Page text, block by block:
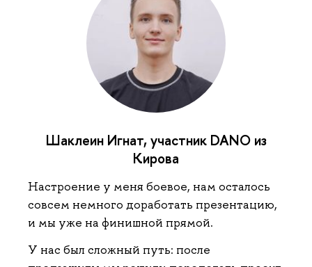
Шаклеин Игнат, участник DANO из
Кирова
Настроение у меня боевое, нам осталось
совсем немного доработать презентацию,
и мы уже на финишной прямой.
У нас был сложный путь: после